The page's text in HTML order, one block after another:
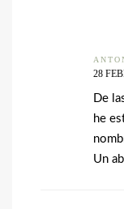
28
De
he
Un